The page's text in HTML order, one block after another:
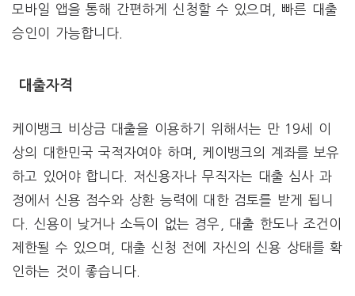
모바일 앱을 통해 간편하게 신청할 수 있으며, 빠른 대출
승인이 가능합니다.
대출자격
케이뱅크 비상금 대출을 이용하기 위해서는 만 19세 이
상의 대한민국 국적자여야 하며, 케이뱅크의 계좌를 보유
하고 있어야 합니다. 저신용자나 무직자는 대출 심사 과
정에서 신용 점수와 상환 능력에 대한 검토를 받게 됩니
다. 신용이 낮거나 소득이 없는 경우, 대출 한도나 조건이
제한될 수 있으며, 대출 신청 전에 자신의 신용 상태를 확
인하는 것이 좋습니다.